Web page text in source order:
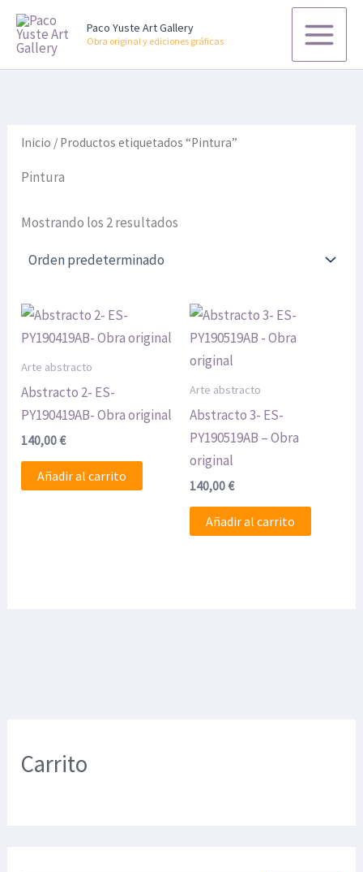
contenido
Paco Yuste Art Gallery
Obra original y ediciones gráficas
Carrito
u
s
c
a
rInicio / Productos etiquetados “Pintura”
Pintura
Mostrando los 2 resultados
Arte abstracto
Abstracto 2- ES-
PY190419AB- Obra original
140,00€
Añadir al carrito
Arte abstracto
Abstracto 3- ES-
PY190519AB – Obra
original
140,00€
Añadir al carrito